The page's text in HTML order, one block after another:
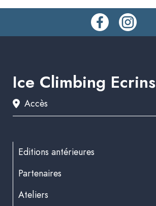
Ice Climbing Ecrins
Accès
Editions antérieures
Partenaires
Ateliers